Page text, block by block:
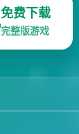
免费下载
完整版游戏